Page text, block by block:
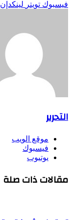
فيسبوك تويتر لينكدإن
التحرير
موقع الويب
فيسبوك
يوتيوب
مقالات ذات صلة